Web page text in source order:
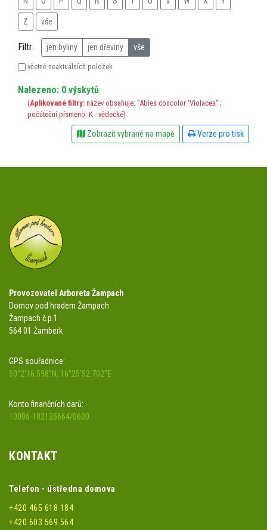
Z vše
Filtr: jen byliny jen dřeviny vše
včetně neaktuálních položek
Nalezeno: 0 výskytů
(Aplikované filtry: název obsahuje: "Abies concolor 'Violacea'";
počáteční písmeno: K - vědecké)
Zobrazit vybrané na mapě Verze pro tisk
Provozovatel Arboreta Žampach
Domov pod hradem Žampach
Žampach č.p.1
564 01 Žamberk
GPS souřadnice:
50°2'16.598"N, 16°25'52.702"E
Konto finančních darů:
10006-102125664/0600
KONTAKT
Telefon - ústředna domova
+420 465 618 184
+420 603 569 564